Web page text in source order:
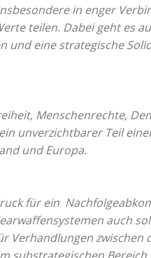
in enger
teilen. Dabei geht es
und eine strategische
Menschenrechte,
unverzichtbarer Teil
und Europa.
für ein
auch
Verhandlungen zwischen